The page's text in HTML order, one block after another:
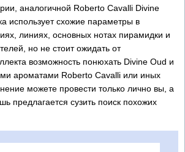
аналогичной Roberto Cavalli Divine
использует схожие параметры в
линиях, основных нотах пирамидки и
но не стоит ожидать от
возможность понюхать Divine Oud и
ароматами Roberto Cavalli или иных
можете провести только лично вы, а
предлагается сузить поиск похожих